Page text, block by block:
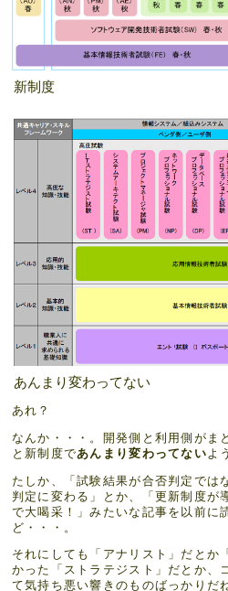
新制度
あんまり変わってない
あれ？
なんか・・・。開発側と利用側がま
と新制度であんまり変わってない よ
たしか、「試験結果が合否判定では
判定に変わる」とか、「更新制度が
で大喝采！」みたいな記事を以前に
ど・・・。
それにしても「アナリスト」だとか
かった「ストラテジスト」だとか、
て気持ち悪い響きのものばっかりだ